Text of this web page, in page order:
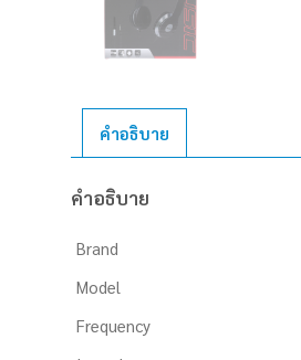
คำอธิบาย
คำอธิบาย
Brand
Model
Frequency